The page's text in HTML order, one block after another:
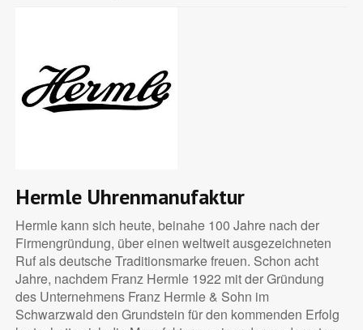
Hermle Uhrenmanufaktur
Hermle kann sich heute, beinahe 100 Jahre nach der
Firmengründung, über einen weltweit ausgezeichneten
Ruf als deutsche Traditionsmarke freuen. Schon acht
Jahre, nachdem Franz Hermle 1922 mit der Gründung
des Unternehmens Franz Hermle & Sohn im
Schwarzwald den Grundstein für den kommenden Erfolg